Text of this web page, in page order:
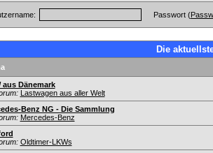
Passwort (
Die
aus Dänemark
Lastwagen aus aller Welt
Benz NG - Die Sammlung
Mercedes-Benz
Oldtimer-LKWs